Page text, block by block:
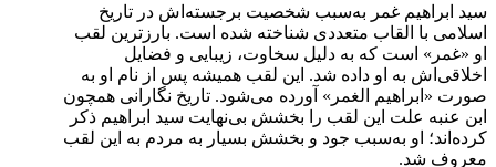
سید ابراهیم غمر به‌سبب شخصیت برجسته‌اش در تاریخ
اسلامی با القاب متعددی شناخته شده است. بارزترین لقب
او «غمر» است که به دلیل سخاوت، زیبایی و فضایل
اخلاقی‌اش به او داده شد. این لقب همیشه پس از نام او به
صورت «ابراهیم الغمر» آورده می‌شود. تاریخ‌ نگارانی همچون
ابن عنبه علت این لقب را بخشش بی‌نهایت سید ابراهیم ذکر
کرده‌اند؛ او به‌سبب جود و بخشش بسیار به مردم به این لقب
معروف شد.